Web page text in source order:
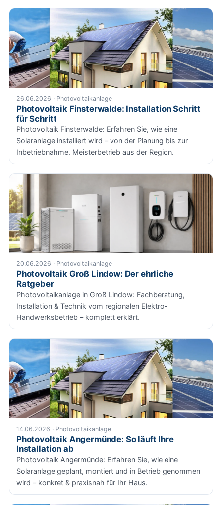
26.06.2026 · Photovoltaikanlage
Photovoltaik Finsterwalde: Installation Schritt
für Schritt
Photovoltaik Finsterwalde: Erfahren Sie, wie eine
Solaranlage installiert wird – von der Planung bis zur
Inbetriebnahme. Meisterbetrieb aus der Region.
20.06.2026 · Photovoltaikanlage
Photovoltaik Groß Lindow: Der ehrliche
Ratgeber
Photovoltaikanlage in Groß Lindow: Fachberatung,
Installation & Technik vom regionalen Elektro-
Handwerksbetrieb – komplett erklärt.
14.06.2026 · Photovoltaikanlage
Photovoltaik Angermünde: So läuft Ihre
Installation ab
Photovoltaik Angermünde: Erfahren Sie, wie eine
Solaranlage geplant, montiert und in Betrieb genommen
wird – konkret & praxisnah für Ihr Haus.